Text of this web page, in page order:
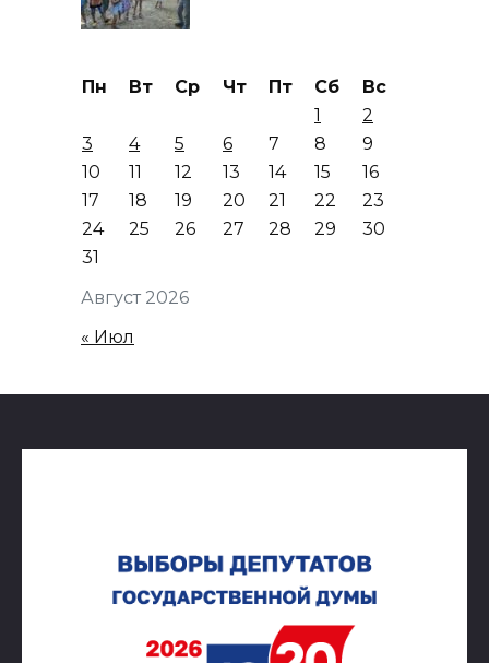
Август 2026
Пн Вт Ср Чт Пт Сб
Вс
1
2
3
4 5 6 7 8
9
10
11 12 13 14 15
16
17
18 19 20 21 22
23
24
25 26 27 28 29
30
31
« Июл